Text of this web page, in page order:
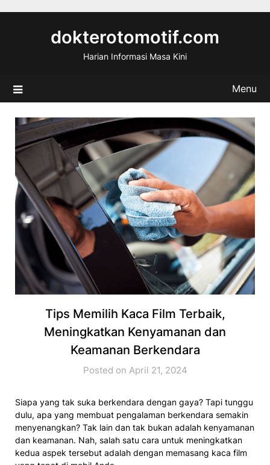
dokterotomotif.com
Harian Informasi Masa Kini
Menu
Tips Memilih Kaca Film Terbaik,
Meningkatkan Kenyamanan dan
Keamanan Berkendara
Posted on April 21, 2024
Siapa yang tak suka berkendara dengan gaya? Tapi tunggu
dulu, apa yang membuat pengalaman berkendara semakin
menyenangkan? Tak lain dan tak bukan adalah kenyamanan
dan keamanan. Nah, salah satu cara untuk meningkatkan
kedua aspek tersebut adalah dengan memasang kaca film